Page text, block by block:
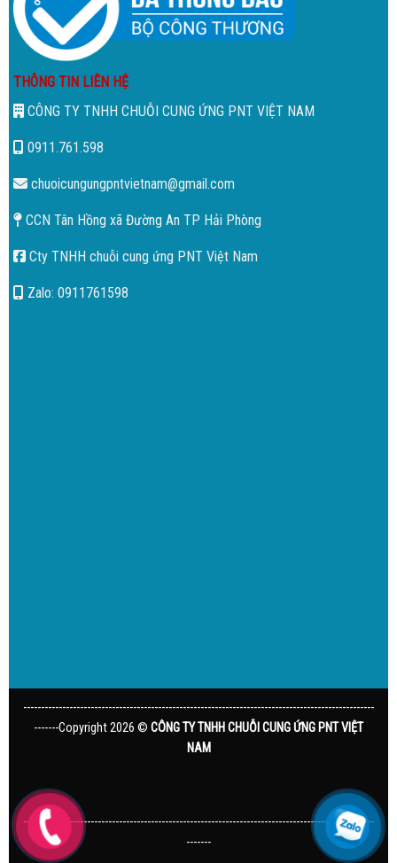
THÔNG TIN LIÊN HỆ
CÔNG TY TNHH CHUỖI CUNG ỨNG PNT VIỆT NAM
0911.761.598
chuoicungungpntvietnam@gmail.com
CCN Tân Hồng xã Đường An TP Hải Phòng
Cty TNHH chuỗi cung ứng PNT Việt Nam
Zalo: 0911761598
---------------------------------------------------------------------------------------------------
-------Copyright 2026 © CÔNG TY TNHH CHUỖI CUNG ỨNG PNT VIỆT
NAM
---------------------------------------------------------------------------------------------------
-------